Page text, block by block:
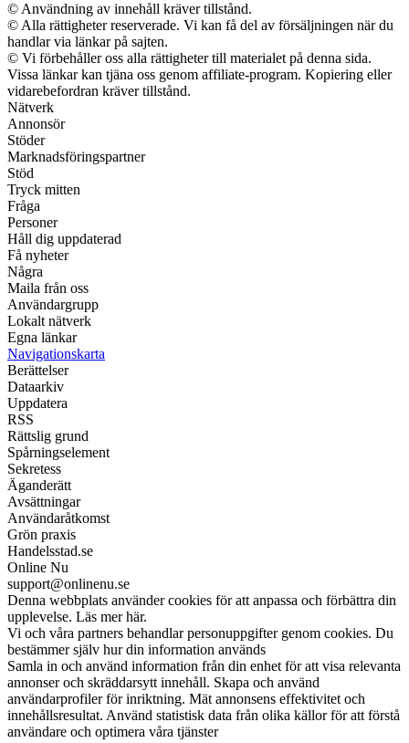
© Användning av innehåll kräver tillstånd.
© Alla rättigheter reserverade. Vi kan få del av försäljningen när du
handlar via länkar på sajten.
© Vi förbehåller oss alla rättigheter till materialet på denna sida.
Vissa länkar kan tjäna oss genom affiliate-program. Kopiering eller
vidarebefordran kräver tillstånd.
Nätverk
Annonsör
Stöder
Marknadsföringspartner
Stöd
Tryck mitten
Fråga
Personer
Håll dig uppdaterad
Få nyheter
Några
Maila från oss
Användargrupp
Lokalt nätverk
Egna länkar
Navigationskarta
Berättelser
Dataarkiv
Uppdatera
RSS
Rättslig grund
Spårningselement
Sekretess
Äganderätt
Avsättningar
Användaråtkomst
Grön praxis
Handelsstad.se
Online Nu
support@onlinenu.se
Denna webbplats använder cookies för att anpassa och förbättra din
upplevelse. Läs mer här.
Vi och våra partners behandlar personuppgifter genom cookies. Du
bestämmer själv hur din information används
Samla in och använd information från din enhet för att visa relevanta
annonser och skräddarsytt innehåll. Skapa och använd
användarprofiler för inriktning. Mät annonsens effektivitet och
innehållsresultat. Använd statistisk data från olika källor för att förstå
användare och optimera våra tjänster